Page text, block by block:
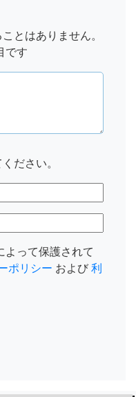
とはありません。
です
ださい。
よって保護されて
ポリシー および 利